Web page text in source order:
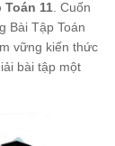
Toán 11 . Cuốn
Bài Tập Toán
vững kiến thức
bài tập một